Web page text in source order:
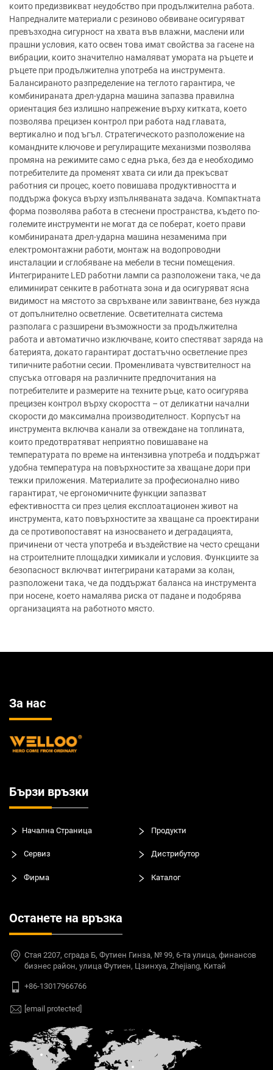
които предизвикват неудобство при продължителна работа.
Напредналите материали с резиново обвиване осигуряват
превъзходна сигурност на хвата във влажни, маслени или
прашни условия, като освен това имат свойства за гасене на
вибрации, които значително намаляват умората на ръцете и
ръцете при продължителна употреба на инструмента.
Балансираното разпределение на теглото гарантира, че
комбинираната дрел-ударна машина запазва правилна
ориентация без излишно напрежение върху китката, което
позволява прецизен контрол при работа над главата,
вертикално и под ъгъл. Стратегическото разположение на
командните ключове и регулиращите механизми позволява
промяна на режимите само с една ръка, без да е необходимо
потребителите да променят хвата си или да прекъсват
работния си процес, което повишава продуктивността и
поддържа фокуса върху изпълняваната задача. Компактната
форма позволява работа в стеснени пространства, където по-
големите инструменти не могат да се поберат, което прави
комбинираната дрел-ударна машина незаменима при
електромонтажни работи, монтаж на водопроводни
инсталации и сглобяване на мебели в тесни помещения.
Интегрираните LED работни лампи са разположени така, че да
елиминират сенките в работната зона и да осигуряват ясна
видимост на мястото за свръхване или завинтване, без нужда
от допълнително осветление. Осветителната система
разполага с разширени възможности за продължителна
работа и автоматично изключване, които спестяват заряда на
батерията, докато гарантират достатъчно осветление през
типичните работни сесии. Променливата чувствителност на
спусъка отговаря на различните предпочитания на
потребителите и размерите на техните ръце, като осигурява
прецизен контрол върху скоростта – от деликатни начални
скорости до максимална производителност. Корпусът на
инструмента включва канали за отвеждане на топлината,
които предотвратяват неприятно повишаване на
температурата по време на интензивна употреба и поддържат
удобна температура на повърхностите за хващане дори при
тежки приложения. Материалите за професионално ниво
гарантират, че ергономичните функции запазват
ефективността си през целия експлоатационен живот на
инструмента, като повърхностите за хващане са проектирани
да се противопоставят на износването и деградацията,
причинени от честа употреба и въздействие на често срещани
на строителните площадки химикали и условия. Функциите за
безопасност включват интегрирани катарами за колан,
разположени така, че да поддържат баланса на инструмента
при носене, което намалява риска от падане и подобрява
организацията на работното място.
За нас
Бързи връзки
Начална Страница Продукти
Сервиз Дистрибутор
Фирма Каталог
Останете на връзка
Стая 2207, сграда Б, Футиен Гинза, № 99, 6-та улица, финансов
бизнес район, улица Футиен, Цзинхуа, Zhejiang, Китай
+86-13017966766
[email protected]